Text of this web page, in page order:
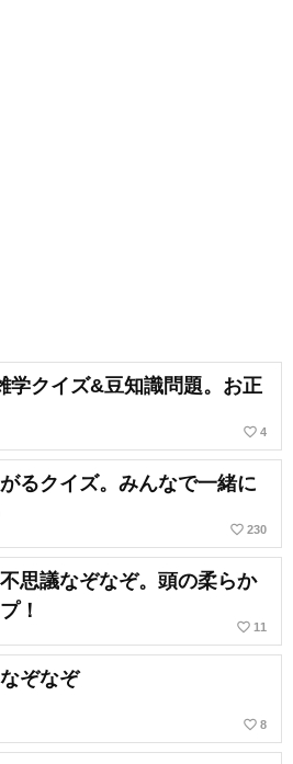
学クイズ&豆知識問題。お正
favorite_border 4
るクイズ。みんなで一緒に
favorite_border 230
思議なぞなぞ。頭の柔らか
！
favorite_border 11
ぞなぞ
favorite_border 8